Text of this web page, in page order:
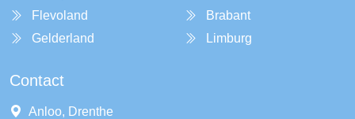
Flevoland
Gelderland
Brabant
Limburg
Contact
Anloo, Drenthe